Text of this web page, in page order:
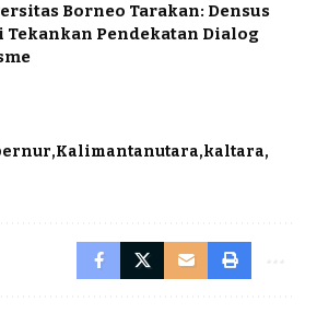
Borneo Tarakan: Densus
Pendekatan Dialog
Kalimantanutara kaltara